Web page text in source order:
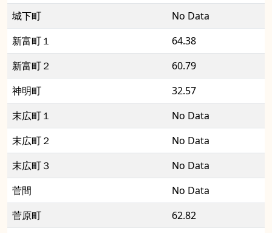
城下町
No Data
新富町１
64.38
新富町２
60.79
神明町
32.57
末広町１
No Data
末広町２
No Data
末広町３
No Data
菅間
No Data
菅原町
62.82